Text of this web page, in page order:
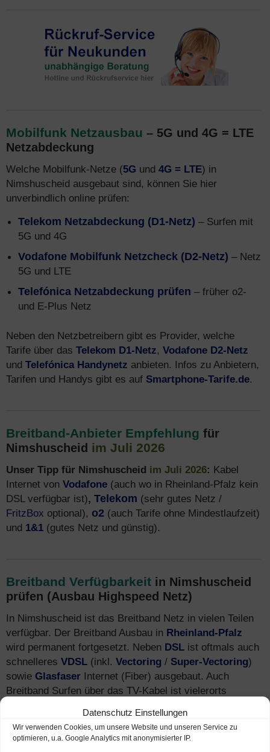
Datenschutz Einstellungen
Wir verwenden Cookies, um unsere Website und unseren Service zu
optimieren, u.a. Google Analytics mit anonymisierter IP.
Mobilfunk Netzausbau – 5G und 4G = LTE
Netzabdeckung
Welche Mobilfunk-Netze (5G und 4G = LTE) in
Nimshuscheid ausgebaut sind, können Sie hier
unverbindlich online prüfen:
Telekom Netzabdeckung (D1-Netz) – Surfen mit
5G und 4G
Vodafone Mobilfunk Netzcheck (D2-Netz) – Netz
5G und LTE
Telefónica Netzabdeckung prüfen – früher o2-
und E-Plus Netz
Neben den Netzbetreibern gibt es Provider, welche
Tarife über das Telekom D1-Netz, Vodafone D2-Netz
und Telefónica Handynetz anbieten. Infos zu Anbietern,
Tarifen und Handys gibt es auf Smartphone-Tarife.de.
Breitband-Anbieter Empfehlung für
Nimshuscheid im Juli 2026
Unser Tipp für Nimshuscheid im Juli 2026: Kabel
Internet von Vodafone (auch wo in Rheinland-Pfalz kein
DSL verfügbar ist), Telekom (sehr gutes Netz /
FritzBox optional), o2 (auch Tarife ohne Mindestlaufzeit)
und 1&1 (gutes Netz und günstig).
Breitband Verfügbarkeit in Nimshuscheid
prüfen (Ausbau Highspeed Netz)
In Nimshuscheid ist das Breitband Netz in vielen Teilen
verfügbar. Der Breitband Ausbau in Rheinland-Pfalz
wird permanent fortgesetzt. Neben DSL ist oftmals auch
schnelleres VDSL (inkl. Vectoring / Super-Vectoring)
sowie Glasfaser Internet (Fiber) ausgebaut. Auch
Breitband Surfen über das TV-Kabel ist vielerorts
Anbietern finden Sie auch unterInternet-Telefon-
Fernsehen.de.